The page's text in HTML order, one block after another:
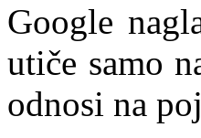
Google
utiče samo
odnosi na